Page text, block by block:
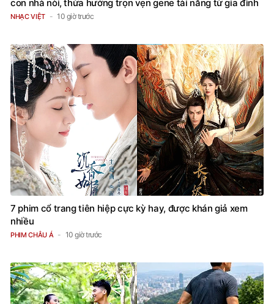
con nhà nòi, thừa hưởng trọn vẹn gene tài năng từ gia đình
NHẠC VIỆT 10 giờ trước
7 phim cổ trang tiên hiệp cực kỳ hay, được khán giả xem
nhiều
PHIM CHÂU Á 10 giờ trước